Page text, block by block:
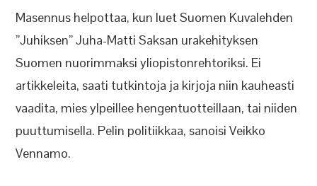
Masennus helpottaa, kun luet Suomen Kuvalehden
”Juhiksen” Juha-Matti Saksan urakehityksen
Suomen nuorimmaksi yliopistonrehtoriksi. Ei
artikkeleita, saati tutkintoja ja kirjoja niin kauheasti
vaadita, mies ylpeillee hengentuotteillaan, tai niiden
puuttumisella. Pelin politiikkaa, sanoisi Veikko
Vennamo.